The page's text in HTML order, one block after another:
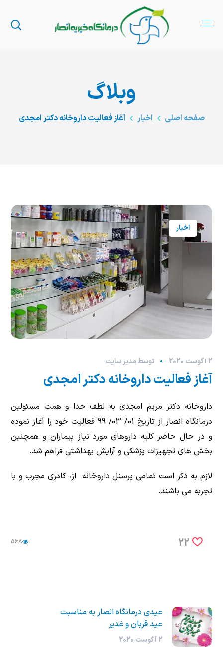
وبلاگ
صفحه اصلی اخبار آغاز فعاليت داروخانه دكتر امجدی
اخبار
2 آگوست 2020 توسطمدیر سایت
آغاز فعاليت داروخانه دكتر امجدی
داروخانه دكتر مريم امجدی به لطف خدا و همت مسئولين
درمانگاه انصار از تاريخ 01/ 03/ 99 فعاليت خود را آغاز نموده
و در حال حاضر كليه داروهای مورد نياز بيماران و همچنين
بخش های تجهيزات پزشكی و آرايش بهداشتی فراهم شد.
لازم به ذكر است تمامی پرسنل داروخانه از،‌ كادری مجرب و با
تجربه می باشند.
568 22
عيدی درمانگاه انصار به مناسبت
عيد قربان و غدير
2 آگوست 2020